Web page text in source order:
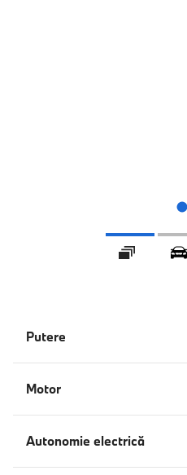
Galerie
Putere
Motor
Autonomie electrică